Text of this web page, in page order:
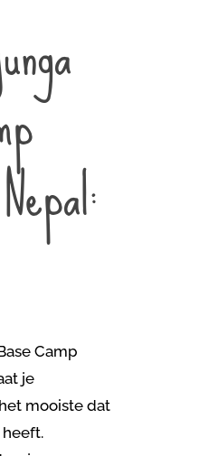
Camp
je
mooiste dat